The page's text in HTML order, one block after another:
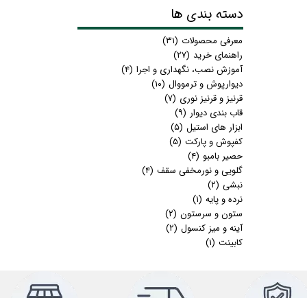
دسته بندی ها
معرفی محصولات (۳۱)
راهنمای خرید (۲۷)
آموزش نصب، نگهداری و اجرا (۴)
دیوارپوش و ترمووال (۱۰)
قرنیز و قرنیز نوری (۷)
قاب بندی دیوار (۹)
ابزار های استیل (۵)
کفپوش و پارکت (۵)
حصیر بامبو (۴)
گلویی و نورمخفی سقف (۴)
نبشی (۲)
نرده و پایه (۱)
ستون و سرستون (۲)
آینه و میز کنسول (۲)
کابینت (۱)